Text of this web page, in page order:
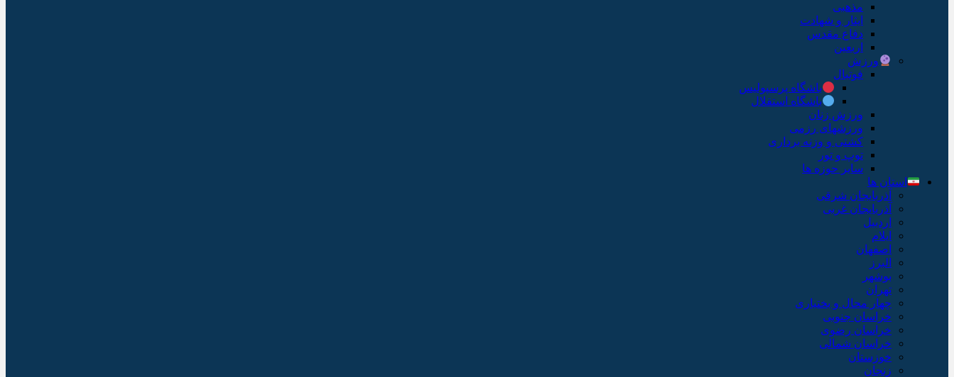
مذهبی
ایثار و شهادت
دفاع مقدس
اربعین
ورزش
فوتبال
باشگاه پرسپولیس
باشگاه استقلال
ورزش زنان
ورزشهای رزمی
کشتی و وزنه برداری
توپ و تور
سایر حوزه ها
استان ها
آذربایجان شرقی
آذربایجان غربی
اردبیل
ایلام
اصفهان
البرز
بوشهر
تهران
چهار محال و بختیاری
خراسان جنوبی
خراسان رضوی
خراسان شمالی
خوزستان
زنجان